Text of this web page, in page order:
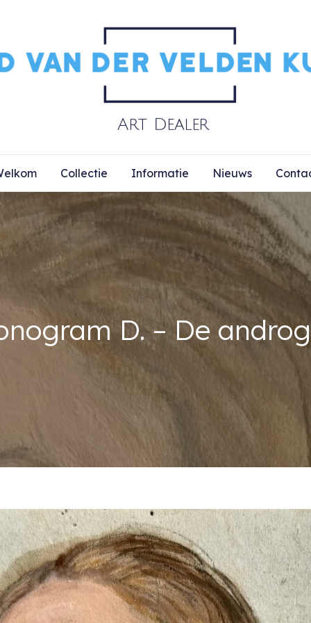
Collectie Informatie Nieuws
D. – De